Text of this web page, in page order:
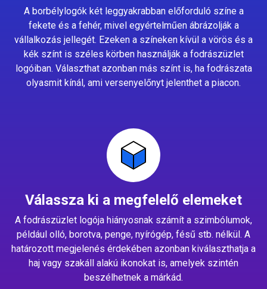
A borbélylogók két leggyakrabban előforduló színe a
fekete és a fehér, mivel egyértelműen ábrázolják a
vállalkozás jellegét. Ezeken a színeken kívül a vörös és a
kék színt is széles körben használják a fodrászüzlet
logóiban. Választhat azonban más színt is, ha fodrászata
olyasmit kínál, ami versenyelőnyt jelenthet a piacon.
Válassza ki a megfelelő elemeket
A fodrászüzlet logója hiányosnak számít a szimbólumok,
például olló, borotva, penge, nyírógép, fésű stb. nélkül. A
határozott megjelenés érdekében azonban kiválaszthatja a
haj vagy szakáll alakú ikonokat is, amelyek szintén
beszélhetnek a márkád.